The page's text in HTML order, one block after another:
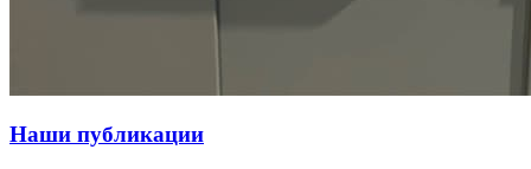
Наши публикации